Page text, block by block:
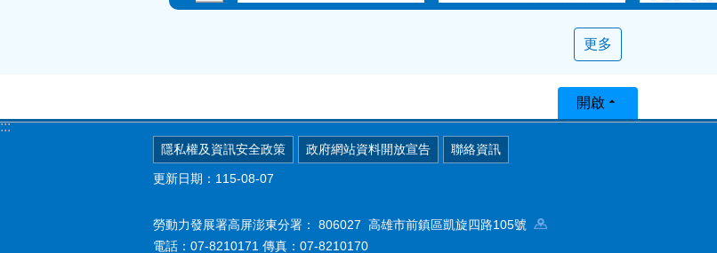
更多
:::
開啟
隱私權及資訊安全政策 政府網站資料開放宣告 聯絡資訊
更新日期：115-08-07
勞動力發展署高屏澎東分署： 806027 高雄市前鎮區凱旋四路105號
電話：07-8210171 傳真：07-8210170